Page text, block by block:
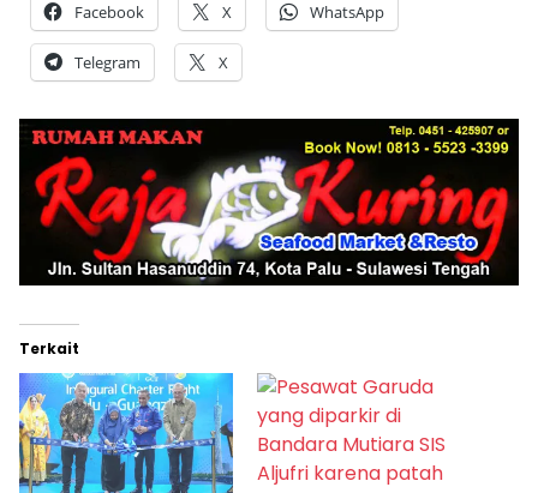
Facebook X WhatsApp
Telegram X
Terkait